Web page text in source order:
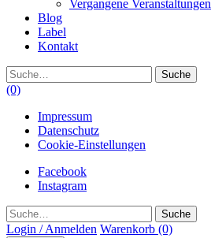
Vergangene Veranstaltungen
Blog
Label
Kontakt
Suche
(0)
Impressum
Datenschutz
Cookie-Einstellungen
Facebook
Instagram
Suche
Login / Anmelden Warenkorb (0)